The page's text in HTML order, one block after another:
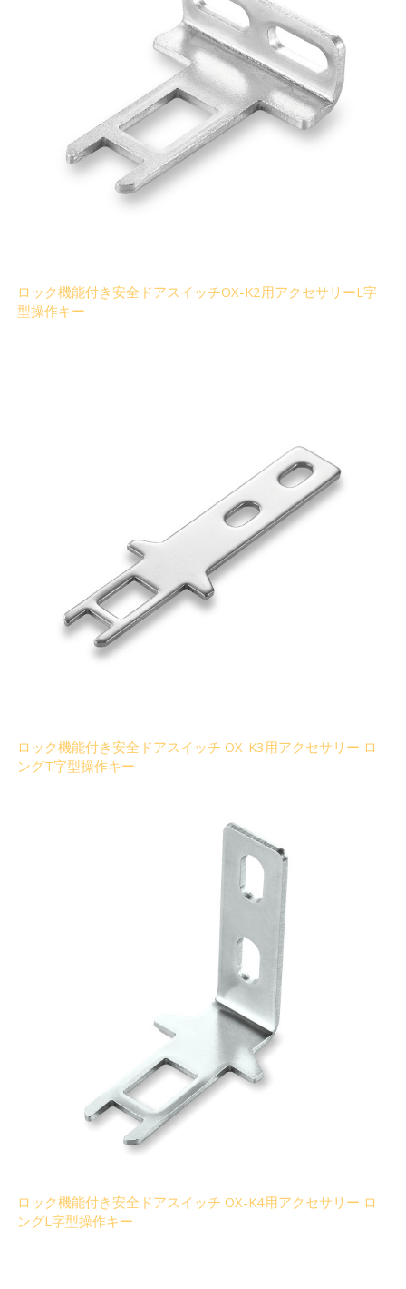
ロック機能付き安全ドアスイッチOX-K2用アクセサリーL字
型操作キー
ロック機能付き安全ドアスイッチ OX-K3用アクセサリー ロ
ングT字型操作キー
ロック機能付き安全ドアスイッチ OX-K4用アクセサリー ロ
ングL字型操作キー